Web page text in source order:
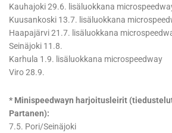
Kauhajoki 29.6. lisäluokkana
Kuusankoski 13.7. lisäluokkana
Haapajärvi 21.7. lisäluokkana
Seinäjoki 11.8.
Karhula 1.9. lisäluokkana microspeedway
Viro 28.9.
* Minispeedwayn harjoitusleirit
Partanen):
7.5. Pori/Seinäjoki